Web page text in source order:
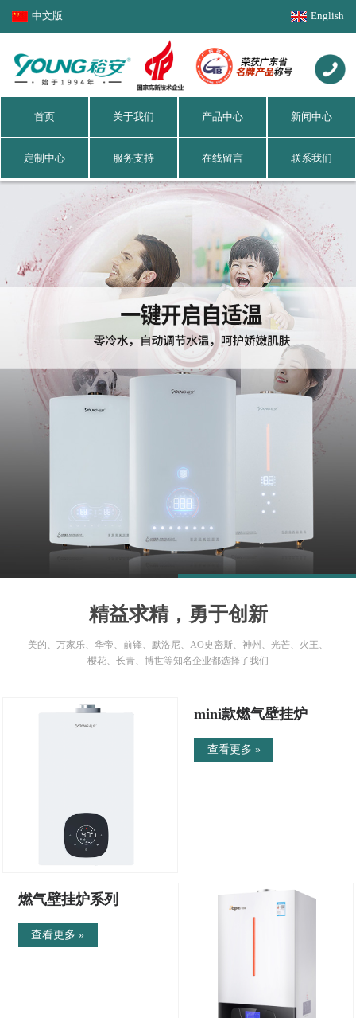
中文版 English
首页 关于我们 产品中心 新闻中心
定制中心 服务支持 在线留言 联系我们
精益求精，勇于创新
美的、万家乐、华帝、前锋、默洛尼、AO史密斯、神州、光芒、火王、
樱花、长青、博世等知名企业都选择了我们
mini款燃气壁挂炉
查看更多 »
燃气壁挂炉系列
查看更多 »